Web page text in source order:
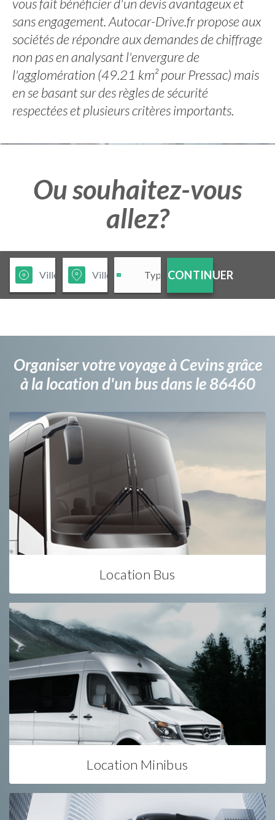
vous fait bénéficier d'un devis avantageux et
sans engagement. Autocar-Drive.fr propose aux
sociétés de répondre aux demandes de chiffrage
non pas en analysant l'envergure de
l'agglomération (49.21 km² pour Pressac) mais
en se basant sur des règles de sécurité
respectées et plusieurs critères importants.
Ou souhaitez-vous
allez?
CONTINUER
Organiser votre voyage à Cevins grâce
à la location d'un bus dans le 86460
Location Bus
Location Minibus